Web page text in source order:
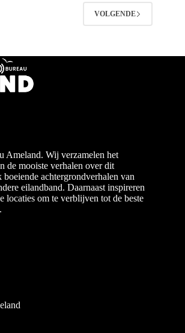
VOLGENDE
Ameland. Wij verzamelen het
de mooiste verhalen over dit
achtergrondverhalen van
eilandband. Daarnaast inspireren
locaties om te verblijven tot de beste